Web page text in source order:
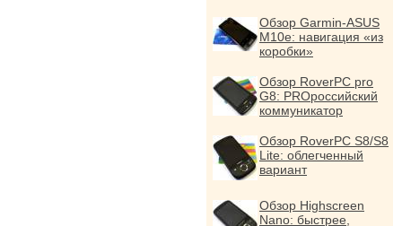
Обзор Garmin-ASUS
M10e: навигация «из
коробки»
Обзор RoverPC pro
G8: PROроссийский
коммуникатор
Обзор RoverPC S8/S8
Lite: облегченный
вариант
Обзор Highscreen
Nano: быстрее,